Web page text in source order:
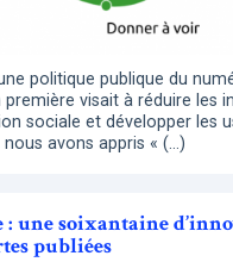
politique publique du
première visait à réduire les
sociale et développer les
avons appris « (…)
: une soixantaine
publiées